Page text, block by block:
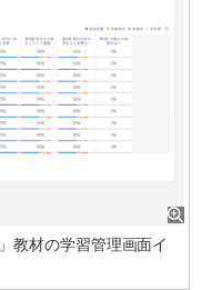
教材の学習管理画面イ